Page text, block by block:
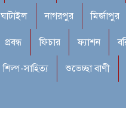
ঘাটাইল নাগরপুর মির্জাপুর
প্রবন্ধ ফিচার ফ্যাশন
শিল্প-সাহিত্য শুভেচ্ছা বাণী